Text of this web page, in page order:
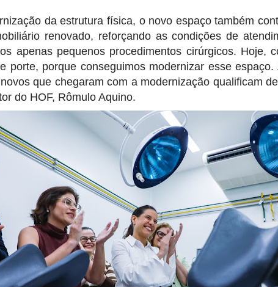
da estrutura física, o novo espaço também
renovado, reforçando as condições de
apenas pequenos procedimentos cirúrgicos. Hoje,
porte, porque conseguimos modernizar esse
que chegaram com a modernização qualificam
do HOF, Rômulo Aquino.